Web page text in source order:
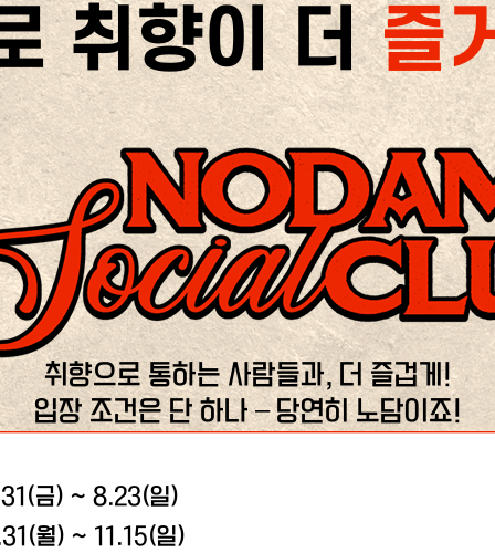
취향이 더즐
취향으로 통하는 사람들과, 더 즐겁게!
입장 조건은 단 하나 – 당연히 노담이죠!
금) ~ 8.23(일)
월) ~ 11.15(일)